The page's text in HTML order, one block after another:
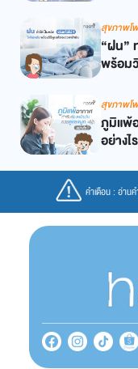
สุขภาพโ
“ฝน”
พร้อม
สุขภาพโ
ภูมิแพ้
อย่างไ
คำเตือน : อ่าน